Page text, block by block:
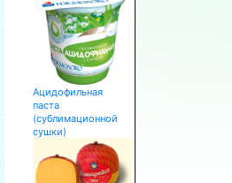
Ацидофильная
паста
(сублимационной
сушки)